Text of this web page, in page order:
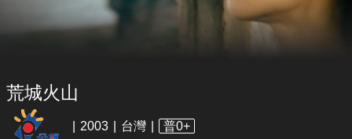
荒城火山
2003 台灣 普0+